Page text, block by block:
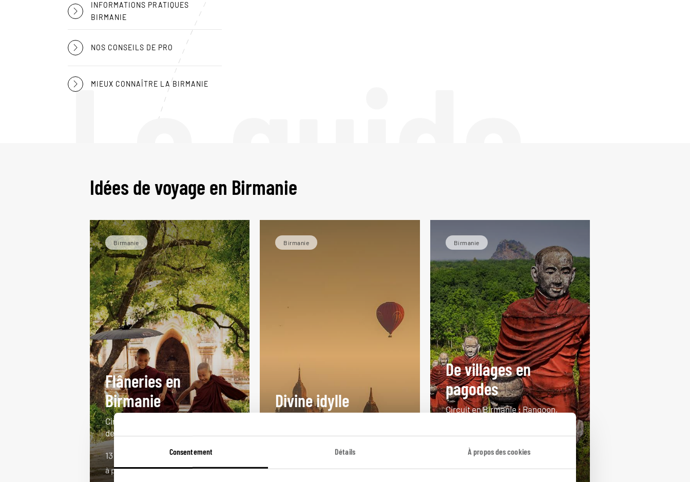
Consentement Détails À propos des cookies
Le guide
INFORMATIONS PRATIQUES
BIRMANIE
NOS CONSEILS DE PRO
MIEUX CONNAÎTRE LA BIRMANIE
Idées de voyage en Birmanie
Birmanie
Flâneries en
Birmanie
Circuit en Birmanie à la rencontre
de la population locale.
13 jours / 10 nuits
à partir de 2750€
Birmanie
Divine idylle
16 jours / 13 nuits
à partir de 4100€
Birmanie
De villages en
pagodes
Circuit en Birmanie : Rangoon,
17 jours / 14 nuits
à partir de 2850€